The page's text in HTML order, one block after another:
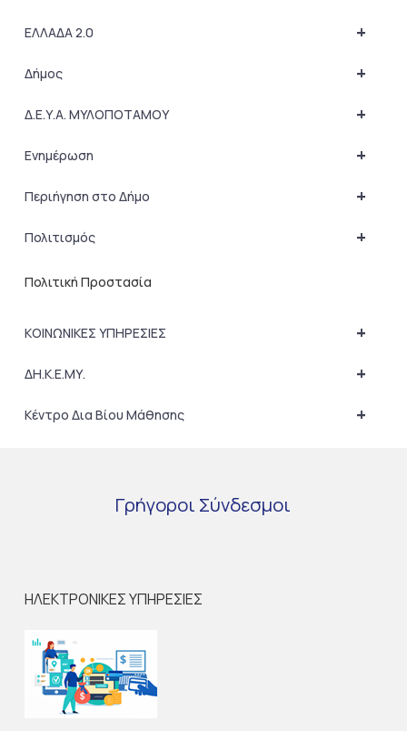
+
ΕΛΛΑΔΑ 2.0
+
Δήμος
+
Δ.Ε.Υ.Α. ΜΥΛΟΠΟΤΑΜΟΥ
+
Ενημέρωση
+
Περιήγηση στο Δήμο
+
Πολιτισμός
Πολιτική Προστασία
+
ΚΟΙΝΩΝΙΚΕΣ ΥΠΗΡΕΣΙΕΣ
+
ΔΗ.Κ.Ε.ΜΥ.
+
Κέντρο Δια Βίου Μάθησης
Γρήγοροι Σύνδεσμοι
ΗΛΕΚΤΡΟΝΙΚΕΣ ΥΠΗΡΕΣΙΕΣ